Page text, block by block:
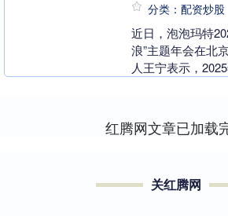
分类：配资炒股
近日，泡泡玛特
浪”主题年会在北
人王宁表示，
红腾网文章已加载
关红腾网